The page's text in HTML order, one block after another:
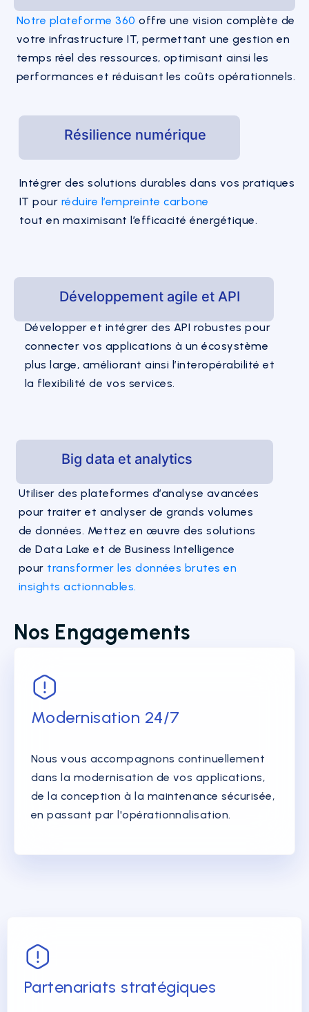
Notre plateforme 360 offre une vision complète de
votre infrastructure IT, permettant une gestion en
temps réel des ressources, optimisant ainsi les
performances et réduisant les coûts opérationnels.
Résilience numérique
Intégrer des solutions durables dans vos pratiques
IT pour réduire l’empreinte carbone
tout en maximisant l’efficacité énergétique.
Développement agile et API
Développer et intégrer des API robustes pour
connecter vos applications à un écosystème
plus large, améliorant ainsi l’interopérabilité et
la flexibilité de vos services.
Big data et analytics
Utiliser des plateformes d’analyse avancées
pour traiter et analyser de grands volumes
de données. Mettez en œuvre des solutions
de Data Lake et de Business Intelligence
pour transformer les données brutes en
insights actionnables.
Nos Engagements
Modernisation 24/7
Nous vous accompagnons continuellement
dans la modernisation de vos applications,
de la conception à la maintenance sécurisée,
en passant par l'opérationnalisation.
Partenariats stratégiques